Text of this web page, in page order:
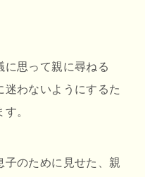
に思って親に尋ねる
迷わないようにするた
。
子のために見せた、親